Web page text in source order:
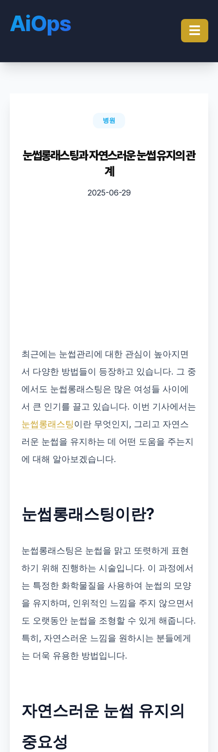
AiOps ☰
병원
눈썹롱래스팅과 자연스러운 눈썹 유지의 관
계
2025-06-29
최근에는 눈썹관리에 대한 관심이 높아지면
서 다양한 방법들이 등장하고 있습니다. 그 중
에서도 눈썹롱래스팅은 많은 여성들 사이에
서 큰 인기를 끌고 있습니다. 이번 기사에서는
눈썹롱래스팅이란 무엇인지, 그리고 자연스
러운 눈썹을 유지하는 데 어떤 도움을 주는지
에 대해 알아보겠습니다.
눈썹롱래스팅이란?
눈썹롱래스팅은 눈썹을 맑고 또렷하게 표현
하기 위해 진행하는 시술입니다. 이 과정에서
는 특정한 화학물질을 사용하여 눈썹의 모양
을 유지하며, 인위적인 느낌을 주지 않으면서
도 오랫동안 눈썹을 조형할 수 있게 해줍니다.
특히, 자연스러운 느낌을 원하시는 분들에게
는 더욱 유용한 방법입니다.
자연스러운 눈썹 유지의
중요성